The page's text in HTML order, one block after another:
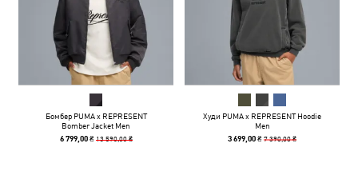
Бомбер PUMA x REPRESENT
Bomber Jacket Men
6 799,00 ₴ 13 590,00 ₴
Худи PUMA x REPRESENT Hoodie
Men
3 699,00 ₴7 390,00 ₴